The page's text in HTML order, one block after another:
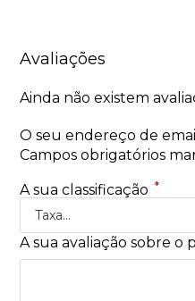
Avaliações
Ainda não existem
O seu endereço de
Campos obrigatórios
A sua classificação *
A sua avaliação sobre o